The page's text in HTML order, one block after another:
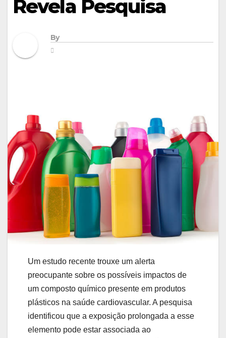
Revela Pesquisa
By
Um estudo recente trouxe um alerta
preocupante sobre os possíveis impactos de
um composto químico presente em produtos
plásticos na saúde cardiovascular. A pesquisa
identificou que a exposição prolongada a esse
elemento pode estar associada ao